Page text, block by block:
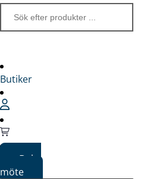
Butiker
Boka
möte